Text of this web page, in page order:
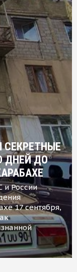
СЕКРЕТНЫЕ
ДНЕЙ ДО
и России
17 сентября,